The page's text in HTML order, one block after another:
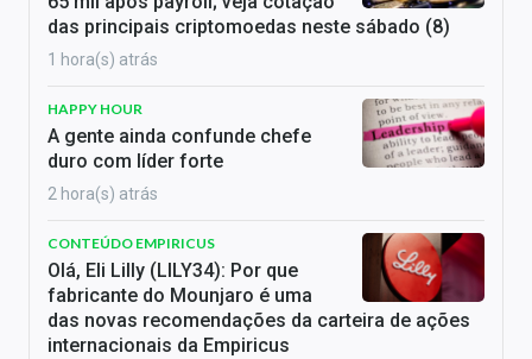
das principais criptomoedas neste sábado (8)
1 hora(s) atrás
HAPPY HOUR
A gente ainda confunde chefe
duro com líder forte
2 hora(s) atrás
CONTEÚDO EMPIRICUS
Olá, Eli Lilly (LILY34): Por que
fabricante do Mounjaro é uma
das novas recomendações da carteira de ações
internacionais da Empiricus